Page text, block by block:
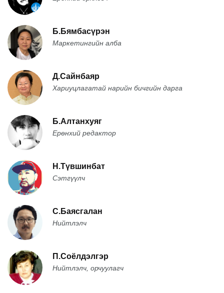
Б.Бямбасүрэн
Маркетингийн алба
Д.Сайнбаяр
Хариуцлагатай нарийн бичгийн дарга
Б.Алтанхуяг
Ерөнхий редактор
Н.Түвшинбат
Сэтгүүлч
С.Баясгалан
Нийтлэлч
П.Соёлдэлгэр
Нийтлэлч, орчуулагч